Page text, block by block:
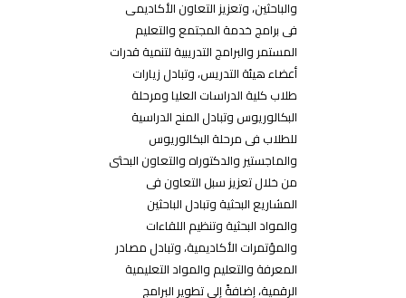
والباحثين، وتعزيز التعاون الأكاديمى
فى برامج خدمة المجتمع والتعليم
المستمر والبرامج التدريبية لتنمية قدرات
أعضاء هيئة التدريس، وتبادل زيارات
طلاب كلية الدراسات العليا ومرحلة
البكالوريوس وتبادل المنح الدراسية
للطلاب فى مرحلة البكالوريوس
والماجستير والدكتوراه والتعاون البحثى
من خلال تعزيز سبل التعاون فى
المشاريع البحثية وتبادل الباحثين
والمواد البحثية وتنظيم اللقاءات
والمؤتمرات الأكاديمية، وتبادل مصادر
المعرفة والتعليم والمواد التعليمية
الرقمية، إضافةً إلى تطوير البرامج